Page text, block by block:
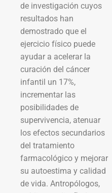
de investigación cuyos
resultados han
demostrado que el
ejercicio físico puede
ayudar a acelerar la
curación del cáncer
infantil un 17%,
incrementar las
posibilidades de
supervivencia, atenuar
los efectos secundarios
del tratamiento
farmacológico y mejorar
su autoestima y calidad
de vida. Antropólogos,